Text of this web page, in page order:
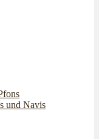
und Navis